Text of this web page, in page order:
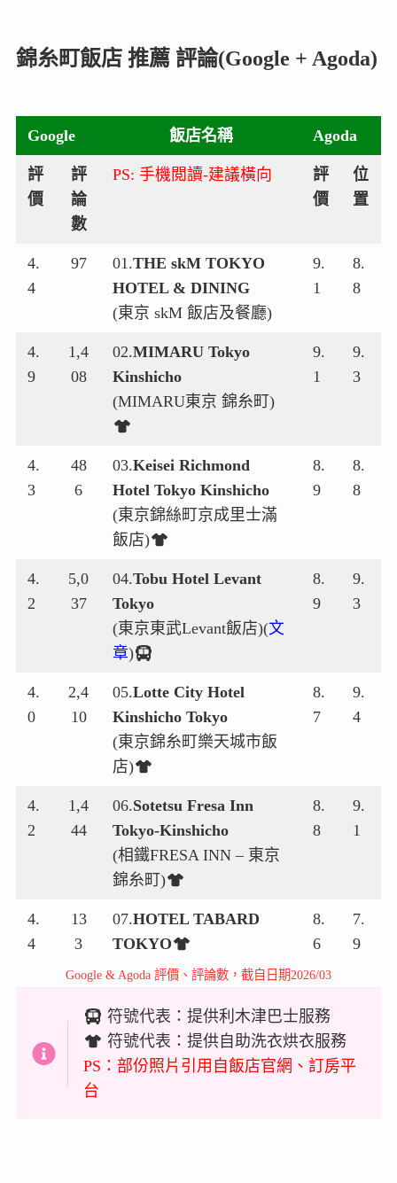
錦糸町飯店 推薦 評論(Google + Agoda)
Google 飯店名稱 Agoda
評
價
評
論
數
PS: 手機閲讀-建議橫向
評
價
位
置
4.
4
97 01.THE skM TOKYO
HOTEL & DINING
(東京 skM 飯店及餐廳)
9.
1
8.
8
4.
9
1,4
08
02.MIMARU Tokyo
Kinshicho
(MIMARU東京 錦糸町)
9.
1
9.
3
4.
3
48
6
03.Keisei Richmond
Hotel Tokyo Kinshicho
(東京錦絲町京成里士滿
飯店)
8.
9
8.
8
4.
2
5,0
37
04.Tobu Hotel Levant
Tokyo
(東京東武Levant飯店)(文
章)
8.
9
9.
3
4.
0
2,4
10
05.Lotte City Hotel
Kinshicho Tokyo
(東京錦糸町樂天城市飯
店)
8.
7
9.
4
4.
2
1,4
44
06.Sotetsu Fresa Inn
Tokyo-Kinshicho
(相鐵FRESA INN – 東京
錦糸町)
8.
8
9.
1
4.
4
13
3
07.HOTEL TABARD
TOKYO
8.
6
7.
9
Google & Agoda 評價、評論數，截自日期2026/03
符號代表：提供利木津巴士服務
符號代表：提供自助洗衣烘衣服務
PS：部份照片引用自飯店官網、訂房平
台